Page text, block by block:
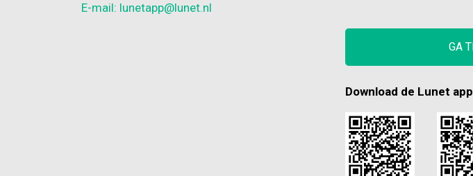
E-mail: lunetapp@lunet.nl
GA
Download de Lunet